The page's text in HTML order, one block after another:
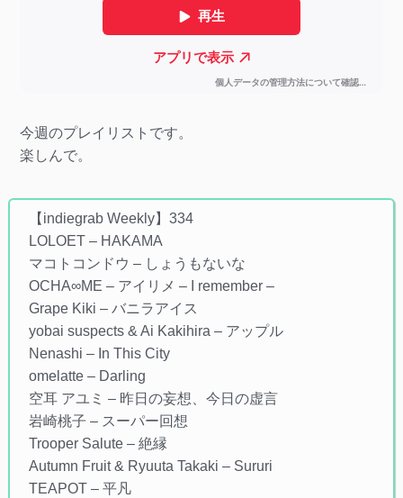
今週のプレイリストです。
楽しんで。
【indiegrab Weekly】334
LOLOET – HAKAMA
マコトコンドウ – しょうもないな
OCHA∞ME – アイリメ – I remember –
Grape Kiki – バニラアイス
yobai suspects & Ai Kakihira – アップル
Nenashi – In This City
omelatte – Darling
空耳 アユミ – 昨日の妄想、今日の虚言
岩崎桃子 – スーパー回想
Trooper Salute – 絶縁
Autumn Fruit & Ryuuta Takaki – Sururi
TEAPOT – 平凡